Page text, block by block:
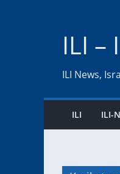
ILI –
ILI News,
ILI ILI-